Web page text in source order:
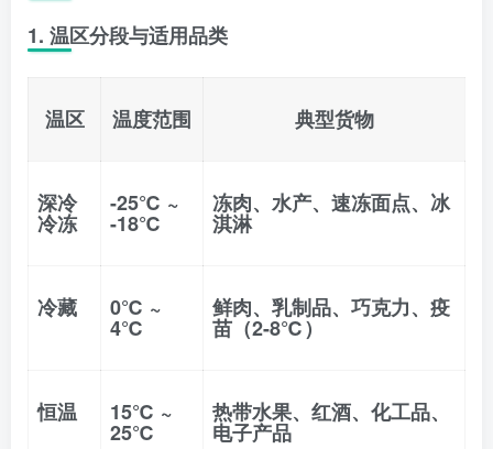
1. 温区分段与适用品类
温区 温度范围 典型货物
深冷
冷冻
-25℃ ~
-18℃
冻肉、水产、速冻面点、冰
淇淋
冷藏 0℃ ~
4℃
鲜肉、乳制品、巧克力、疫
苗（2-8℃）
恒温 15℃ ~
25℃
热带水果、红酒、化工品、
电子产品